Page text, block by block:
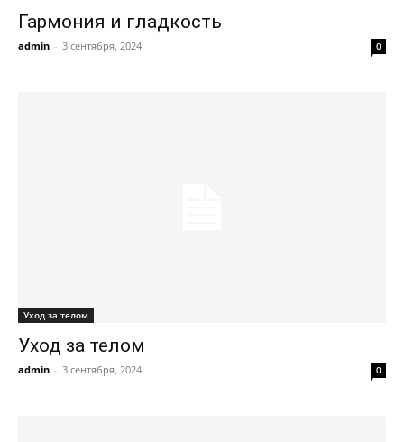
Гармония и гладкость
admin - 3 сентября, 2024 0
Уход за телом
Уход за телом
admin - 3 сентября, 2024 0